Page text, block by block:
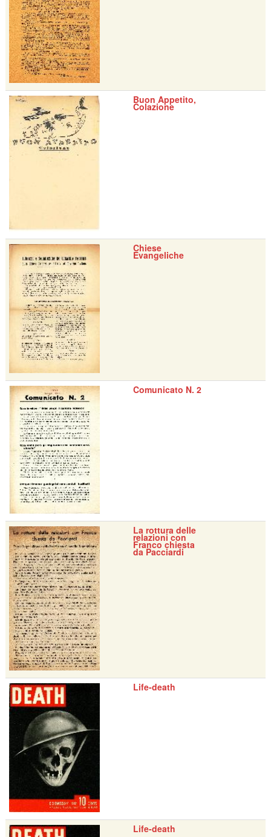
Buon Appetito,
Colazione
Chiese
Evangeliche
Comunicato N. 2
La rottura delle
relazioni con
Franco chiesta
da Pacciardi
Life-death
Life-death